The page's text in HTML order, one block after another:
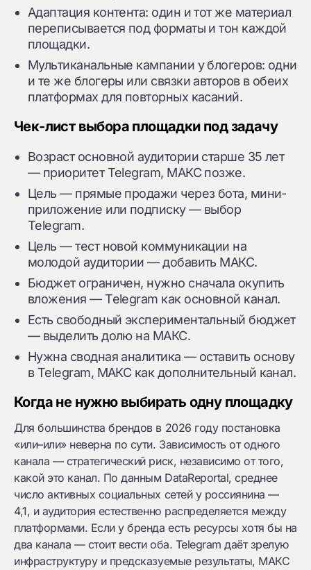
Адаптация контента: один и тот же материал
переписывается под форматы и тон каждой
площадки.
Мультиканальные кампании у блогеров: одни
и те же блогеры или связки авторов в обеих
платформах для повторных касаний.
Чек-лист выбора площадки под задачу
Возраст основной аудитории старше 35 лет
— приоритет Telegram, МАКС позже.
Цель — прямые продажи через бота, мини-
приложение или подписку — выбор
Telegram.
Цель — тест новой коммуникации на
молодой аудитории — добавить МАКС.
Бюджет ограничен, нужно сначала окупить
вложения — Telegram как основной канал.
Есть свободный экспериментальный бюджет
— выделить долю на МАКС.
Нужна сводная аналитика — оставить основу
в Telegram, МАКС как дополнительный канал.
Когда не нужно выбирать одну площадку
Для большинства брендов в 2026 году постановка
«или–или» неверна по сути. Зависимость от одного
канала — стратегический риск, независимо от того,
какой это канал. По данным DataReportal, среднее
число активных социальных сетей у россиянина —
4,1, и аудитория естественно распределяется между
платформами. Если у бренда есть ресурсы хотя бы на
два канала — стоит вести оба. Telegram даёт зрелую
инфраструктуру и предсказуемые результаты, МАКС